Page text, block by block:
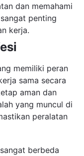
dan memahami
penting
kerja.
memiliki peran
sama secara
aman dan
yang muncul di
peralatan
berbeda